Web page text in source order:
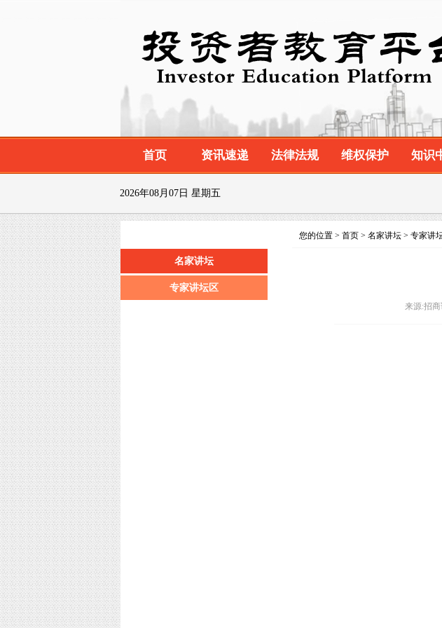
首页 资讯速递 法律法规 维权保护 知识
2026年08月07日 星期五
名家讲坛
专家讲坛区
您的位置 > 首页 > 名家讲坛 > 专家讲
来源:招